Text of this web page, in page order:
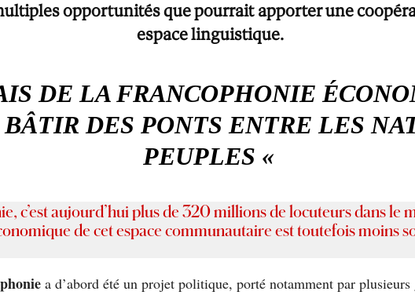
opportunités que pourrait apporter une
espace linguistique.
DE LA FRANCOPHONIE
DES PONTS ENTRE LES
PEUPLES «
c’est aujourd’hui plus de 320 millions de locuteurs dans le
de cet espace communautaire est toutefois moins
a d’abord été un projet politique, porté notamment par